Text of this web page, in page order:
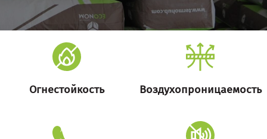
Огнестойкость Воздухопроницаемость